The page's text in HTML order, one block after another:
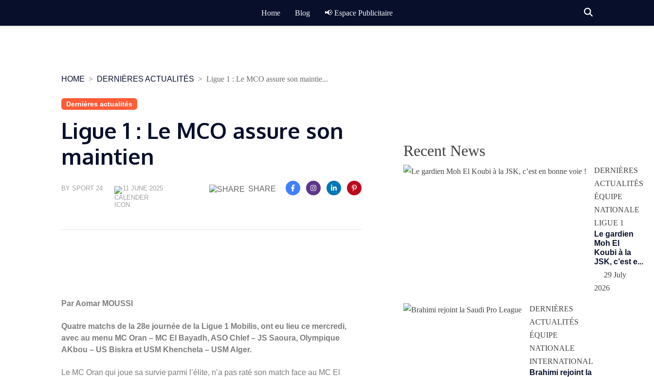
Home Blog 📢 Espace Publicitaire
HOME DERNIÈRES ACTUALITÉS Ligue 1 : Le MCO assure son maintie...
Dernières actualités
Ligue 1 : Le MCO assure son
maintien
BY SPORT 24 11 JUNE 2025 SHARE
Par Aomar MOUSSI
Quatre matchs de la 28e journée de la Ligue 1 Mobilis, ont eu lieu ce mercredi,
avec au menu MC Oran – MC El Bayadh, ASO Chlef – JS Saoura, Olympique
AKbou – US Biskra et USM Khenchela – USM Alger.
Le MC Oran qui joue sa survie parmi l’élite, n’a pas raté son match face au MC El
Recent News
DERNIÈRES
ACTUALITÉS
ÉQUIPE
NATIONALE
LIGUE 1
Le gardien
Moh El
Koubi à la
JSK, c’est e...
29 July
2026
DERNIÈRES
ACTUALITÉS
ÉQUIPE
NATIONALE
INTERNATIONAL
Brahimi rejoint la